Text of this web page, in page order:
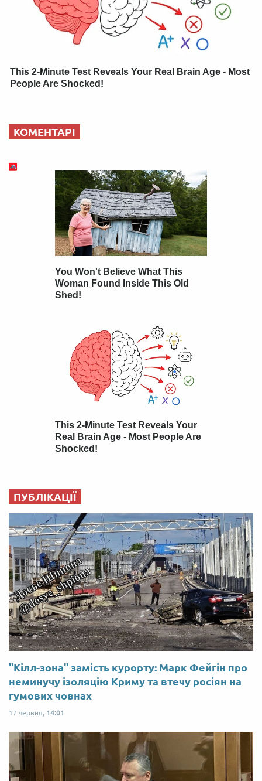
This 2-Minute Test Reveals Your Real Brain Age - Most
People Are Shocked!
КОМЕНТАРІ
ПУБЛІКАЦІЇ
"Кілл-зона" замість курорту: Марк Фейгін про
неминучу ізоляцію Криму та втечу росіян на
гумових човнах
17 червня, 14:01